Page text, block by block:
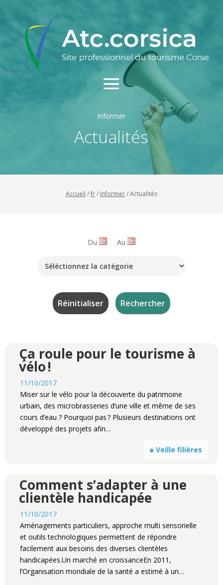
Informer
Actualités
Accueil /fr/ Informer/Actualités
Du Au
Ça roule pour le tourisme à
vélo !
11/10/2017
Miser sur le vélo pour la découverte du patrimoine
urbain, des microbrasseries d’une ville et même de ses
cours d’eau ? Pourquoi pas ? Plusieurs destinations ont
développé des projets afin…
๑ Veille filières
Comment s’adapter à une
clientèle handicapée
11/10/2017
Aménagements particuliers, approche multi sensorielle
et outils technologiques permettent de répondre
facilement aux besoins des diverses clientèles
handicapées.Un marché en croissanceEn 2011,
l’Organisation mondiale de la santé a estimé à un…